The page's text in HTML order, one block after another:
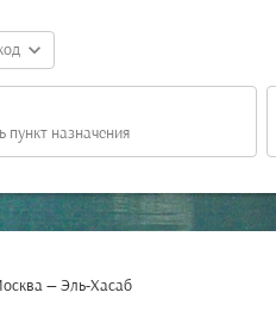
expand_more
— Эль-Хасаб